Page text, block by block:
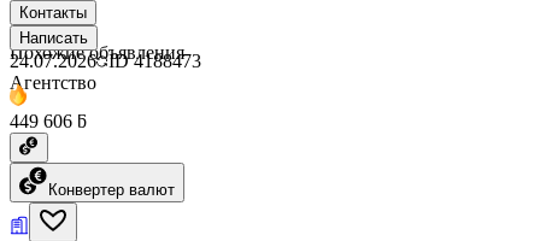
Контакты
Написать
24.07.2026 ID4188473
Агентство
Похожие объявления
449 606 ƃ
Конвертер валют